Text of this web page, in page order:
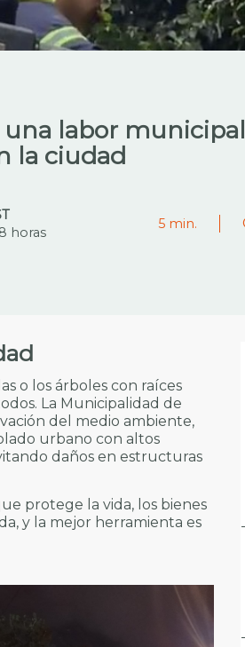
labor
la ciudad
horas
5 min.
o los árboles con raíces
La Municipalidad de
del medio ambiente,
urbano con altos
daños en estructuras
protege la vida, los bienes
y la mejor herramienta es